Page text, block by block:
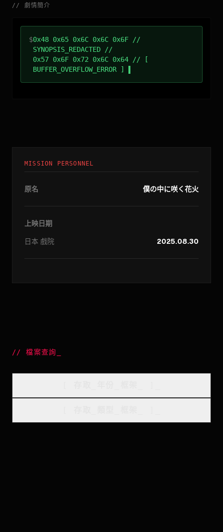
// 劇情簡介
$0x48 0x65 0x6C 0x6C 0x6F //
SYNOPSIS_REDACTED //
0x57 0x6F 0x72 0x6C 0x64 // [
BUFFER_OVERFLOW_ERROR ]
MISSION PERSONNEL
原名 僕の中に咲く花火
上映日期
日本 戲院 2025.08.30
//檔案查詢